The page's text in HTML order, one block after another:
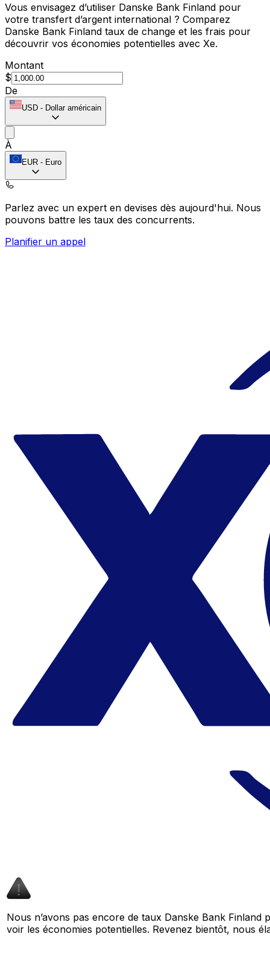
Vous envisagez d’utiliser Danske Bank Finland pour
votre transfert d’argent international ? Comparez
Danske Bank Finland taux de change et les frais pour
découvrir vos économies potentielles avec Xe.
Montant
$
De
USD - Dollar américain
À
EUR - Euro
Parlez avec un expert en devises dès aujourd'hui. Nous
pouvons battre les taux des concurrents.
Planifier un appel
Nous n’avons pas encore de taux Danske Bank
voir les économies potentielles. Revenez bientôt, nous